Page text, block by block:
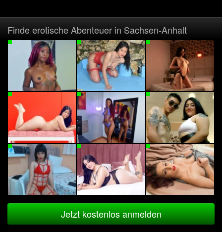
Finde erotische Abenteuer in Sachsen-Anhalt
Jetzt kostenlos anmelden